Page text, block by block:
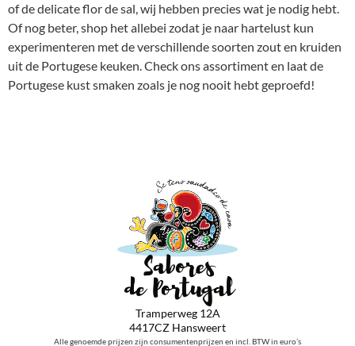
of de delicate flor de sal, wij hebben precies wat je nodig hebt.
Of nog beter, shop het allebei zodat je naar hartelust kun
experimenteren met de verschillende soorten zout en kruiden
uit de Portugese keuken. Check ons assortiment en laat de
Portugese kust smaken zoals je nog nooit hebt geproefd!
Tramperweg 12A
4417CZ Hansweert
Alle genoemde prijzen zijn consumentenprijzen en incl. BTW in euro’s